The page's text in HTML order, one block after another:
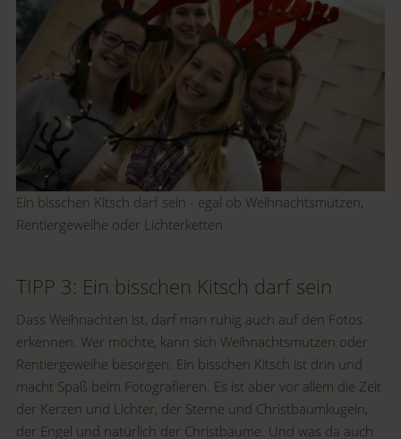
Ein bisschen Kitsch darf sein - egal ob Weihnachtsmützen,
Rentiergeweihe oder Lichterketten
TIPP 3: Ein bisschen Kitsch darf sein
Dass Weihnachten ist, darf man ruhig auch auf den Fotos
erkennen. Wer möchte, kann sich Weihnachtsmützen oder
Rentiergeweihe besorgen. Ein bisschen Kitsch ist drin und
macht Spaß beim Fotografieren. Es ist aber vor allem die Zeit
der Kerzen und Lichter, der Sterne und Christbaumkugeln,
der Engel und natürlich der Christbäume. Und was da auch